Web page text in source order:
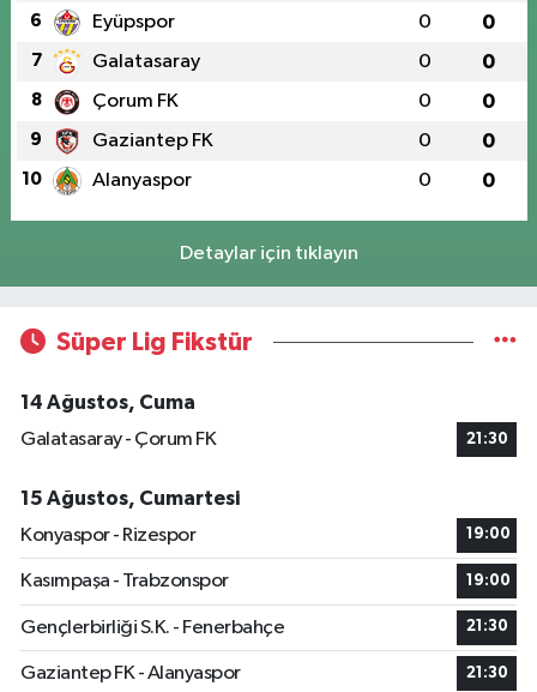
6 Eyüpspor 0 0
7 Galatasaray 0 0
8 Çorum FK 0 0
9 Gaziantep FK 0 0
10 Alanyaspor 0 0
Detaylar için tıklayın
Süper Lig Fikstür
14 Ağustos, Cuma
Galatasaray - Çorum FK
21:30
15 Ağustos, Cumartesi
Konyaspor - Rizespor
19:00
Kasımpaşa - Trabzonspor 19:00
Gençlerbirliği S.K. - Fenerbahçe 21:30
Gaziantep FK - Alanyaspor 21:30